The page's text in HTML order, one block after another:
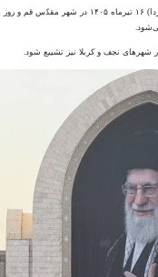
راهکارهای اتصال بازار بیمه با
سرمایه بررسی می شود
روایتی تازه از زندگی پدر مینیاتور
گزارش تصویری
پیروزی ترامپ، بورس ایران را
پوش کرد
بیمه رازی اولین شرکت ایرانی با
رتبه اعتباری بین المللی
سهامداران، صورت های مالی
موسسه کوثر را تصویب کردند
پیش بینی رشد 29 درصدی
درآمدهای مالیاتی در سال 95
هنرمندان، نویسندگان و روزنامه
بیمه تکمیلی می شوند
تغییر رییس بورس به مذاق